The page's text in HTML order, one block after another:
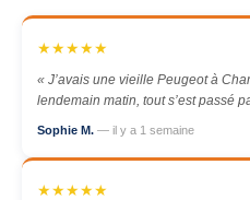
★★★★★
« J’avais une vieille Peugeot à
lendemain matin, tout s’est passé
Sophie M. — il y a 1 semaine
★★★★★